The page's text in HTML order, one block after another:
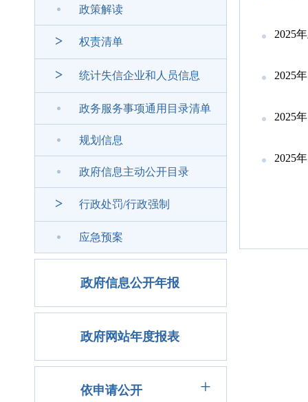
政策解读
> 权责清单
> 统计失信企业和人员信息
政务服务事项通用目录清单
规划信息
政府信息主动公开目录
> 行政处罚/行政强制
应急预案
政府信息公开年报
政府网站年度报表
依申请公开 +
2025
2025
2025
2025